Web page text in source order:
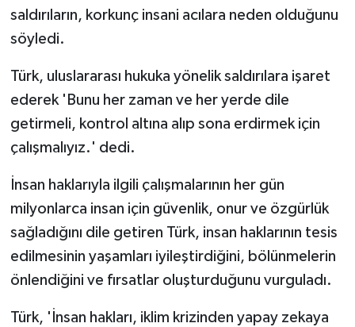
saldırıların, korkunç insani acılara neden olduğunu
söyledi.
Türk, uluslararası hukuka yönelik saldırılara işaret
ederek 'Bunu her zaman ve her yerde dile
getirmeli, kontrol altına alıp sona erdirmek için
çalışmalıyız.' dedi.
İnsan haklarıyla ilgili çalışmalarının her gün
milyonlarca insan için güvenlik, onur ve özgürlük
sağladığını dile getiren Türk, insan haklarının tesis
edilmesinin yaşamları iyileştirdiğini, bölünmelerin
önlendiğini ve fırsatlar oluşturduğunu vurguladı.
Türk, 'İnsan hakları, iklim krizinden yapay zekaya
SİYASET
TATLISU
TEKNOLOJİ
TİCARET
YAŞAM